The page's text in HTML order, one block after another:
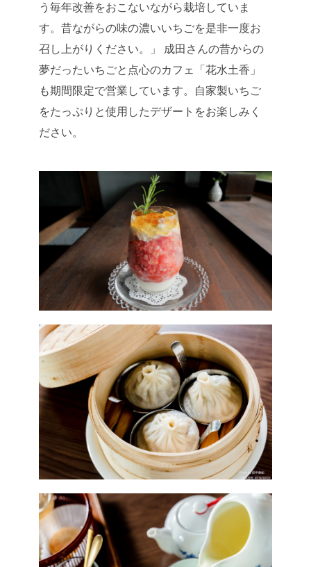
う毎年改善をおこないながら栽培していま
す。昔ながらの味の濃いいちごを是非一度お
召し上がりください。」 成田さんの昔からの
夢だったいちごと点心のカフェ「花水土香」
も期間限定で営業しています。自家製いちご
をたっぷりと使用したデザートをお楽しみく
ださい。